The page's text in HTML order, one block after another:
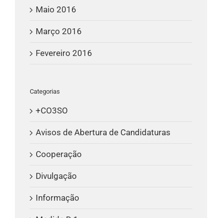
Maio 2016
Março 2016
Fevereiro 2016
Categorias
+CO3SO
Avisos de Abertura de Candidaturas
Cooperação
Divulgação
Informação